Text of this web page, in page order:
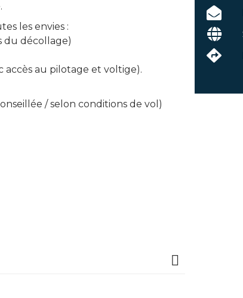
les envies :
du décollage)
accès au pilotage et voltige).
/ selon conditions de vol)